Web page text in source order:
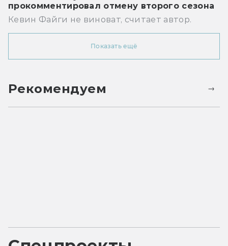
прокомментировал отмену второго сезона
Кевин Файги не виноват, считает автор.
Показать ещё
Рекомендуем